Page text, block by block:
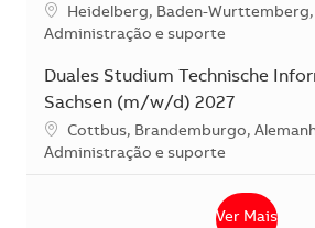
Localização
Heidelberg, Baden-Wurttemberg,
Categoria
Administração e suporte
Duales Studium Technische
Sachsen (m/w/d) 2027
Localização
Cottbus, Brandemburgo,
Categoria
Administração e suporte
Ver Mais